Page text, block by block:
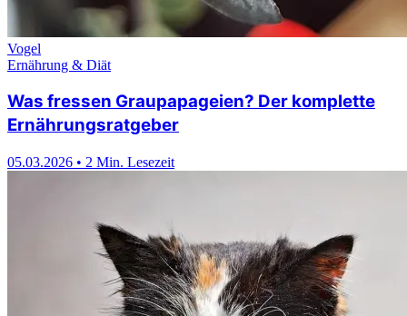
Vogel
Ernährung & Diät
Was fressen Graupapageien? Der komplette
Ernährungsratgeber
05.03.2026 • 2 Min. Lesezeit